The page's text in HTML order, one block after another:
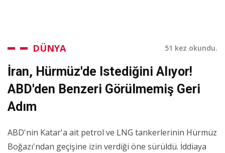
DÜNYA 51 kez okundu.
İran, Hürmüz'de Istediğini Alıyor!
ABD'den Benzeri Görülmemiş Geri
Adım
ABD'nin Katar'a ait petrol ve LNG tankerlerinin Hürmüz
Boğazı'ndan geçişine izin verdiği öne sürüldü. İddiaya